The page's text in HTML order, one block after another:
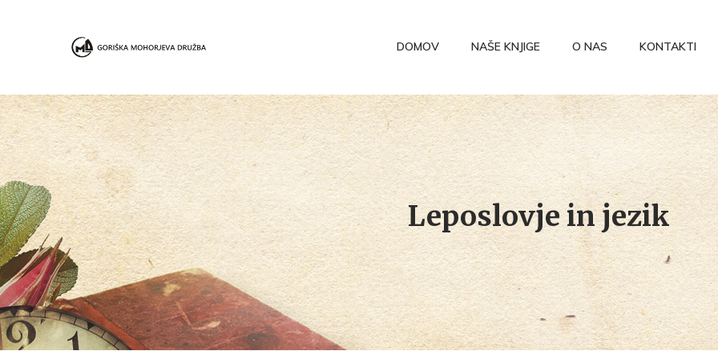
DOMOV NAŠE KNJIGE O NAS KONTAKTI
Leposlovje in jezik